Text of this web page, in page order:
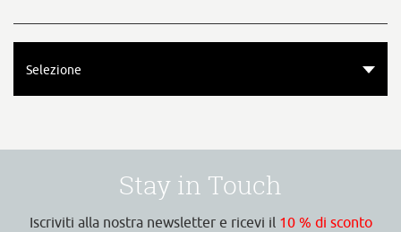
Selezione
Stay in Touch
Iscriviti alla nostra newsletter e ricevi il 10 % di sconto